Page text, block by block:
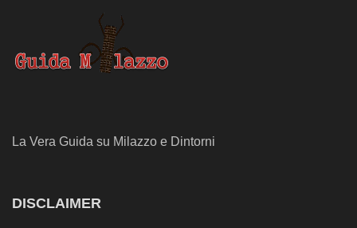
La Vera Guida su Milazzo e Dintorni
DISCLAIMER